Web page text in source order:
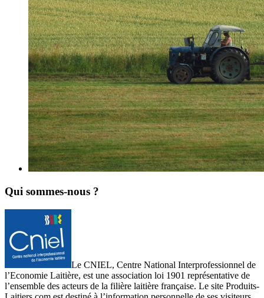
Qui sommes-nous ?
Le CNIEL, Centre National Interprofessionnel de
l’Economie Laitière, est une association loi 1901 représentative de
l’ensemble des acteurs de la filière laitière française. Le site Produits-